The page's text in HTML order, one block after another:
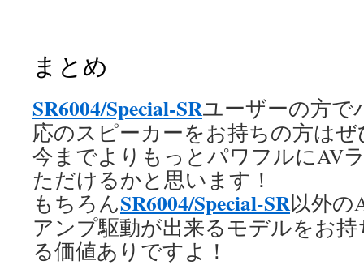
まとめ
SR6004/Special-SRユーザーの方で
応のスピーカーをお持ちの方は
今までよりもっとパワフルにAV
ただけるかと思います！
もちろんSR6004/Special-SR以外の
アンプ駆動が出来るモデルをお
る価値ありですよ！